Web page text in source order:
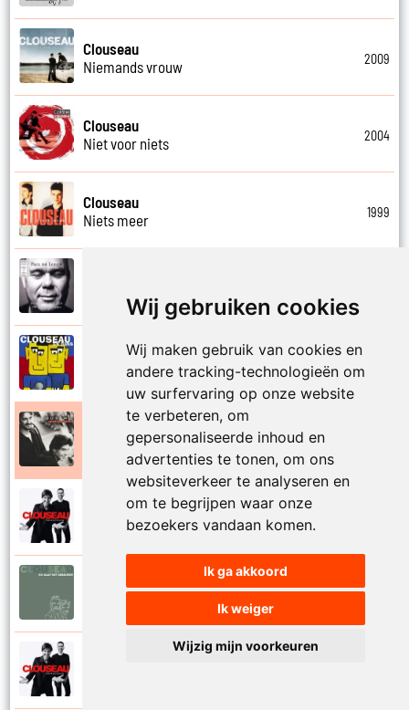
Wij gebruiken cookies
Wij maken gebruik van cookies en
andere tracking-technologieën om
uw surfervaring op onze website
te verbeteren, om
gepersonaliseerde inhoud en
advertenties te tonen, om ons
websiteverkeer te analyseren en
om te begrijpen waar onze
bezoekers vandaan komen.
Ik ga akkoord
Ik weiger
Wijzig mijn voorkeuren
Clouseau
Niemands vrouw
2009
Clouseau
Niet voor niets
2004
Clouseau
Niets meer
1999
Niets meer
Clouseau en Marcel Vanthilt
Nieuwe start
Clouseau
Nobelprijs
Clouseau
Nog niets gezien
Clouseau
2022